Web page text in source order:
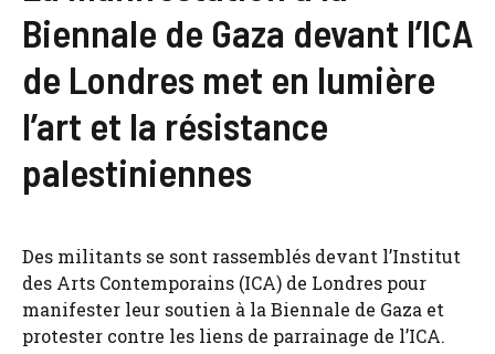
Biennale de Gaza devant l’ICA
de Londres met en lumière
l’art et la résistance
palestiniennes
Des militants se sont rassemblés devant l’Institut
des Arts Contemporains (ICA) de Londres pour
manifester leur soutien à la Biennale de Gaza et
protester contre les liens de parrainage de l’ICA.